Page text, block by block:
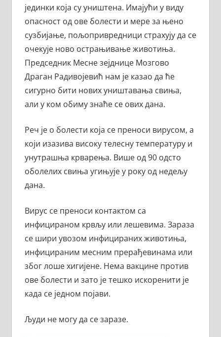
јединки која су уништена. Имајући у виду
опасност од ове болести и мере за њено
сузбијање, пољопривредници страхују да се
очекује ново острањивање животиња.
Председник Месне зејднице Мозгово
Драган Радивојевић нам је казао да ће
сигурно бити нових уништавања свиња,
али у ком обиму знаће се ових дана.
Реч је о болести која се преноси вирусом, а
који изазива високу телесну температуру и
унутрашња крварења. Више од 90 одсто
оболелих свиња угињује у року од недељу
дана.
Вирус се преноси контактом са
инфицираном крвљу или лешевима. Зараза
се шири увозом инфицираних животиња,
инфицираним месним прерађевинама или
због лоше хигијене. Нема вакцине против
ове болести и зато је тешко искоренити је
када се једном појави.
Људи не могу да се заразе.